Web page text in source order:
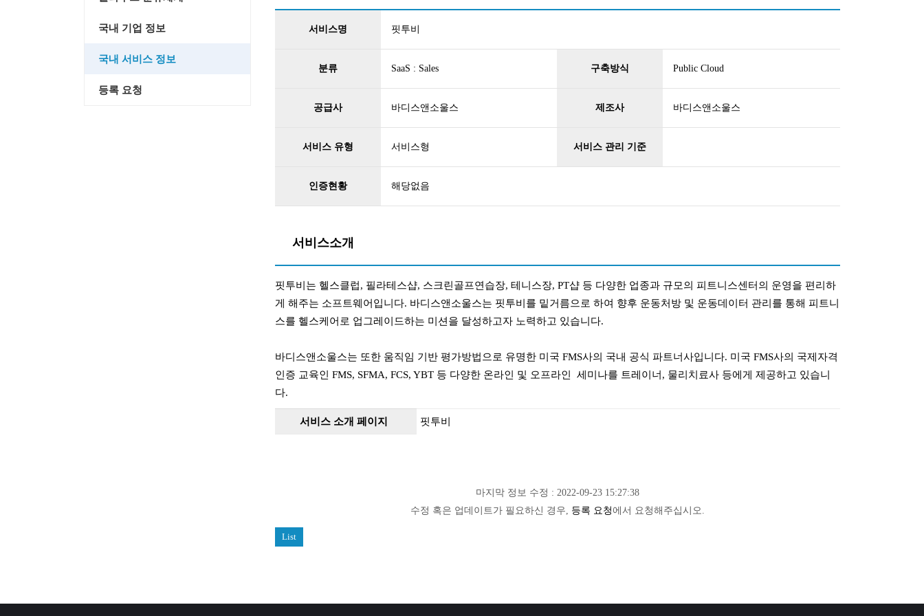
서비스명 핏투비
분류 SaaS : Sales 구축방식 Public Cloud
공급사 바디스앤소울스 제조사 바디스앤소울스
서비스 유형 서비스형 서비스 관리 기준
인증현황 해당없음
서비스소개
핏투비는 헬스클럽, 필라테스샵, 스크린골프연습장, 테니스장, PT샵 등 다양한 업종과 규모의 피트니스센터의 운영을 편리하
게 해주는 소프트웨어입니다. 바디스앤소울스는 핏투비를 밑거름으로 하여 향후 운동처방 및 운동데이터 관리를 통해 피트니
스를 헬스케어로 업그레이드하는 미션을 달성하고자 노력하고 있습니다.
바디스앤소울스는 또한 움직임 기반 평가방법으로 유명한 미국 FMS사의 국내 공식 파트너사입니다. 미국 FMS사의 국제자격
인증 교육인 FMS, SFMA, FCS, YBT 등 다양한 온라인 및 오프라인 세미나를 트레이너, 물리치료사 등에게 제공하고 있습니
다.
서비스 소개 페이지 핏투비
마지막 정보 수정 : 2022-09-23 15:27:38
수정 혹은 업데이트가 필요하신 경우, 등록 요청에서 요청해주십시오.
List
국내 기업 정보
국내 서비스 정보
등록 요청